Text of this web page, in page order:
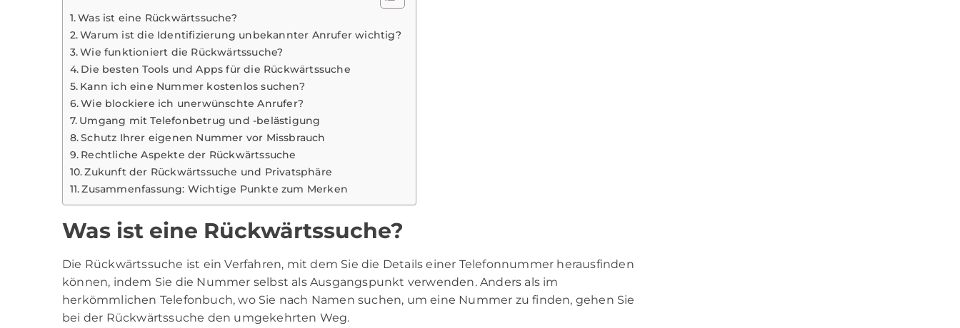
Was ist eine Rückwärtssuche?
Warum ist die Identifizierung unbekannter Anrufer wichtig?
Wie funktioniert die Rückwärtssuche?
Die besten Tools und Apps für die Rückwärtssuche
Kann ich eine Nummer kostenlos suchen?
Wie blockiere ich unerwünschte Anrufer?
Umgang mit Telefonbetrug und -belästigung
Schutz Ihrer eigenen Nummer vor Missbrauch
Rechtliche Aspekte der Rückwärtssuche
Zukunft der Rückwärtssuche und Privatsphäre
Zusammenfassung: Wichtige Punkte zum Merken
Was ist eine Rückwärtssuche?
Die Rückwärtssuche ist ein Verfahren, mit dem Sie die Details einer Telefonnummer herausfinden
können, indem Sie die Nummer selbst als Ausgangspunkt verwenden. Anders als im
herkömmlichen Telefonbuch, wo Sie nach Namen suchen, um eine Nummer zu finden, gehen Sie
bei der Rückwärtssuche den umgekehrten Weg.